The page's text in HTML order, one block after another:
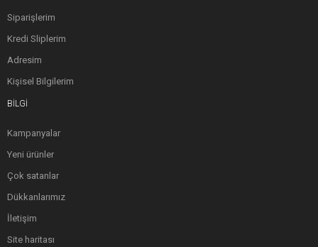
Siparişlerim
Kredi Sliplerim
Adresim
Kişisel Bilgilerim
BILGI
Kampanyalar
Yeni ürünler
Çok satanlar
Dükkanlarımız
İletişim
Site haritası